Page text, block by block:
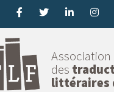
Association
des
littéraires